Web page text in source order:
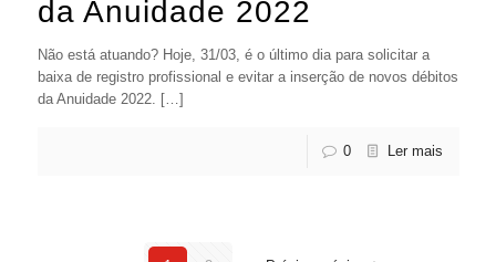
da Anuidade 2022
Não está atuando? Hoje, 31/03, é o último dia para solicitar a
baixa de registro profissional e evitar a inserção de novos débitos
da Anuidade 2022. […]
0 Ler mais